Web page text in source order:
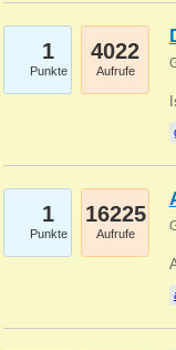
1
Punkte
4022
Aufrufe
1
Punkte
16225
Aufrufe